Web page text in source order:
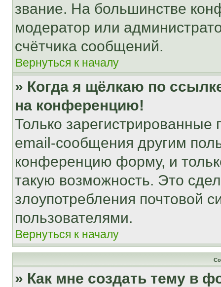
звание. На большинстве
модератор или
счётчика сообщений.
Вернуться к началу
» Когда я щёлкаю по
на конференцию!
Только зарегистрированные
email-сообщения другим
конференцию форму, и
такую возможность. Это
злоупотребления почтовой
пользователями.
Вернуться к началу
» Как мне создать тему в